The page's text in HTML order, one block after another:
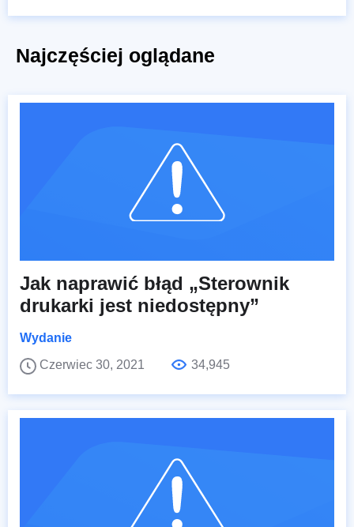
Najczęściej oglądane
Jak naprawić błąd „Sterownik
drukarki jest niedostępny”
Wydanie
Czerwiec 30, 2021
34,945